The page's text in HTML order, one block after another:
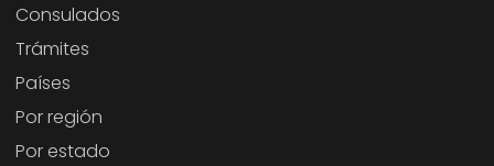
Consulados
Trámites
Países
Por región
Por estado